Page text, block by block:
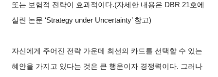
또는 보험적 전략이 효과적이다.(자세한 내용은 DBR 21호에
실린 논문 ‘Strategy under Uncertainty’ 참고)
자신에게 주어진 전략 가운데 최선의 카드를 선택할 수 있는
혜안을 가지고 있다는 것은 큰 행운이자 경쟁력이다. 그러나